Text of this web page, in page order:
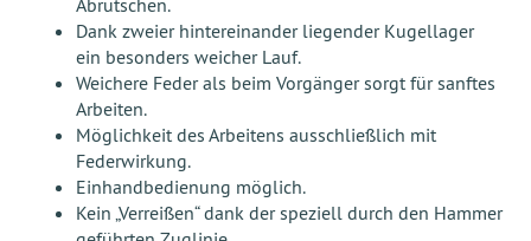
Abrutschen.
Dank zweier hintereinander liegender Kugellager
ein besonders weicher Lauf.
Weichere Feder als beim Vorgänger sorgt für sanftes
Arbeiten.
Möglichkeit des Arbeitens ausschließlich mit
Federwirkung.
Einhandbedienung möglich.
Kein „Verreißen“ dank der speziell durch den Hammer